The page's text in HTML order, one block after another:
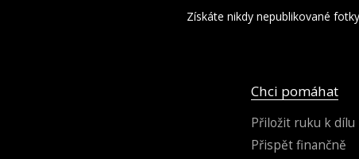
Získáte nikdy nepublikované
Chci pomáhat
Přiložit ruku k dílu
Přispět finančně